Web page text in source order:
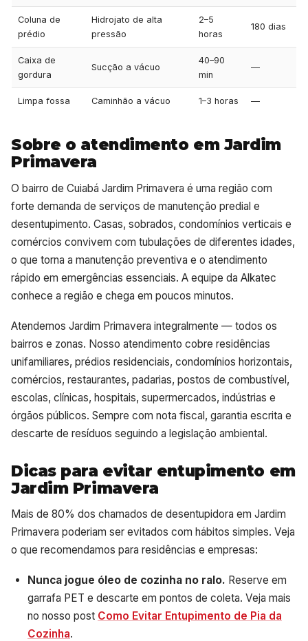
Coluna de
prédio
Hidrojato de alta
pressão
2–5
horas
180 dias
Caixa de
gordura
Sucção a vácuo
40–90
min
—
Limpa fossa Caminhão a vácuo 1–3 horas —
Sobre o atendimento em Jardim
Primavera
O bairro de Cuiabá Jardim Primavera é uma região com
forte demanda de serviços de manutenção predial e
desentupimento. Casas, sobrados, condomínios verticais e
comércios convivem com tubulações de diferentes idades,
o que torna a manutenção preventiva e o atendimento
rápido em emergências essenciais. A equipe da Alkatec
conhece a região e chega em poucos minutos.
Atendemos Jardim Primavera integralmente — todos os
bairros e zonas. Nosso atendimento cobre residências
unifamiliares, prédios residenciais, condomínios horizontais,
comércios, restaurantes, padarias, postos de combustível,
escolas, clínicas, hospitais, supermercados, indústrias e
órgãos públicos. Sempre com nota fiscal, garantia escrita e
descarte de resíduos seguindo a legislação ambiental.
Dicas para evitar entupimento em
Jardim Primavera
Mais de 80% dos chamados de desentupidora em Jardim
Primavera poderiam ser evitados com hábitos simples. Veja
o que recomendamos para residências e empresas:
Nunca jogue óleo de cozinha no ralo. Reserve em
garrafa PET e descarte em pontos de coleta. Veja mais
no nosso post Como Evitar Entupimento de Pia da
Cozinha.